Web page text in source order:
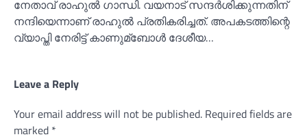
നേതാവ് രാഹുല്‍ ഗാന്ധി. വയനാട് സന്ദര്‍ശിക്കുന്നതിന്
നന്ദിയെന്നാണ് രാഹുല്‍ പ്രതികരിച്ചത്. അപകടത്തിന്റെ
വ്യാപ്തി നേരിട്ട് കാണുമ്ബോള്‍ ദേശീയ…
Leave a Reply
Your email address will not be published. Required fields are
marked *